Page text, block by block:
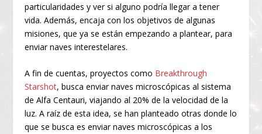
particularidades y ver si alguno podría llegar a tener
vida. Además, encaja con los objetivos de algunas
misiones, que ya se están empezando a plantear, para
enviar naves interestelares.
A fin de cuentas, proyectos como Breakthrough
Starshot, busca enviar naves microscópicas al sistema
de Alfa Centauri, viajando al 20% de la velocidad de la
luz. A raíz de esta idea, se han planteado otras donde lo
que se busca es enviar naves microscópicas a los